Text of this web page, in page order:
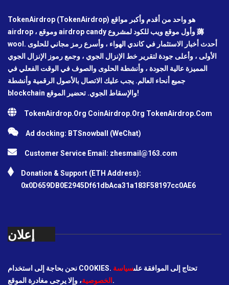
TokenAirdrop (TokenAirdrop) هو واحد من أقدم وأكبر مواقع
airdrop ، وموقع airdrop candy وأول موقع ويب للكود لمشروع 薅
wool. أحدث أخبار الاستثمار في كاندي الهواء ، وأسرع رمز مجاني للحلوى
الأولى ، وأعلى جودة لتقرير خط الإنزال الجوي ، وجمع رموز الإنزال الجوي
المميزة عالية الجودة ، وأنشطة الحلوى والصوف في الوقت الفعلي في
جميع أنحاء العالم. يجب عليك الاتصال بالأصول الرقمية وأنشطة
blockchain والإسقاط الجوي. تحضير الموقع!
TokenAirdrop.Org CoinAirdrop.Org TokenAirdrop.Com
Ad docking: BTSnowball (WeChat)
Customer Service Email: zhesmail@163.com
Donation & Support (ETH Address):
0x0D659DB0E2945Df61dbAca31a183F58197cc0AE6
إعلان
نحن بحاجة إلى استخدام COOKIES. تحتاج إلى الموافقة علىسياسة
الخصوصية ، وإلا يرجى مغادرة الموقع.